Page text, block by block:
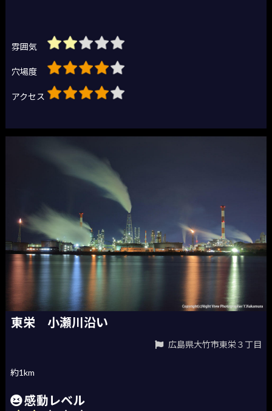
雰囲気
穴場度
アクセス
東栄 小瀬川沿い
広島県大竹市東栄３丁目
約1km
感動レベル